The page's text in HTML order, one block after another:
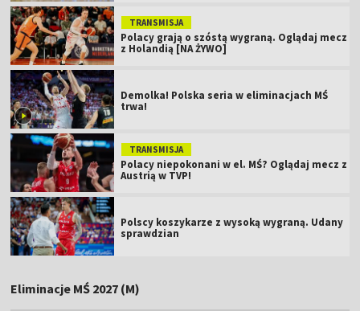
TRANSMISJA
Polacy grają o szóstą wygraną. Oglądaj mecz
z Holandią [NA ŻYWO]
Demolka! Polska seria w eliminacjach MŚ
trwa!
TRANSMISJA
Polacy niepokonani w el. MŚ? Oglądaj mecz z
Austrią w TVP!
Polscy koszykarze z wysoką wygraną. Udany
sprawdzian
Eliminacje MŚ 2027 (M)